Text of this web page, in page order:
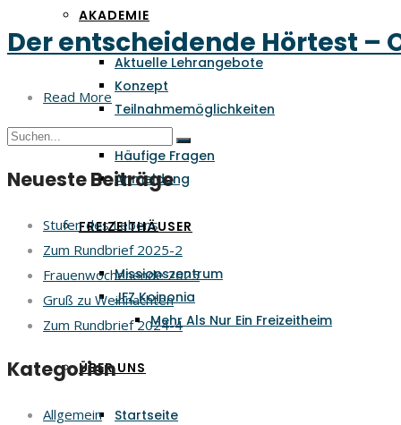
AKADEMIE
Aktuelle Lehrangebote
Konzept
Teilnahmemöglichkeiten
Team
Häufige Fragen
Anmeldung
FREIZEITHÄUSER
Missionszentrum
JFZ Koinonia
Mehr Als Nur Ein Freizeitheim
ÜBER UNS
Startseite
Der entscheidende Hörtest –
Read More
Neueste Beiträge
Stufen des Lebens
Zum Rundbrief 2025-2
Frauenwochenende 2025
Gruß zu Weihnachten
Zum Rundbrief 2024-4
Kategorien
Allgemein